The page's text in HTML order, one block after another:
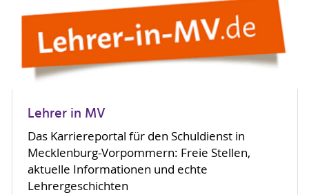
Lehrer in MV
Das Karriereportal für den Schuldienst in
Mecklenburg-Vorpommern: Freie Stellen,
aktuelle Informationen und echte
Lehrergeschichten